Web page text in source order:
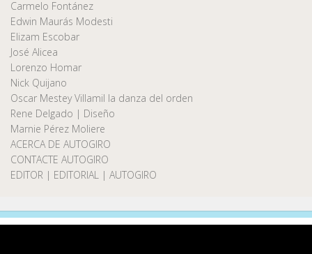
Carmelo Fontánez
Edwin Maurás Modesti
Elizam Escobar
José Alicea
Lorenzo Homar
Nick Quijano
Oscar Mestey Villamil la danza del orden
Rene Delgado | Diseño
Marnie Pérez Moliere
ACERCA DE AUTOGIRO
CONTACTE AUTOGIRO
EDITOR | EDITORIAL | AUTOGIRO